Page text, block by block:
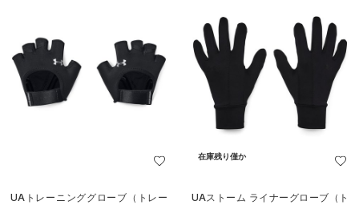
UAトレーニンググローブ（トレー
在庫残り僅か
UAストーム ライナーグローブ（ト